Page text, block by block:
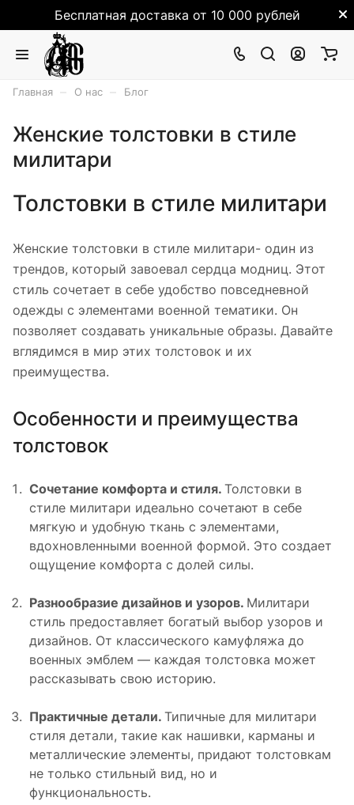
Бесплатная доставка от 10 000 рублей
Главная О нас Блог
Женские толстовки в стиле
милитари
Толстовки в стиле милитари
Женские толстовки в стиле милитари- один из
трендов, который завоевал сердца модниц. Этот
стиль сочетает в себе удобство повседневной
одежды с элементами военной тематики. Он
позволяет создавать уникальные образы. Давайте
вглядимся в мир этих толстовок и их
преимущества.
Особенности и преимущества
толстовок
Сочетание комфорта и стиля. Толстовки в
стиле милитари идеально сочетают в себе
мягкую и удобную ткань с элементами,
вдохновленными военной формой. Это создает
ощущение комфорта с долей силы.
Разнообразие дизайнов и узоров. Милитари
стиль предоставляет богатый выбор узоров и
дизайнов. От классического камуфляжа до
военных эмблем — каждая толстовка может
рассказывать свою историю.
Практичные детали. Типичные для милитари
стиля детали, такие как нашивки, карманы и
металлические элементы, придают толстовкам
не только стильный вид, но и
функциональность.